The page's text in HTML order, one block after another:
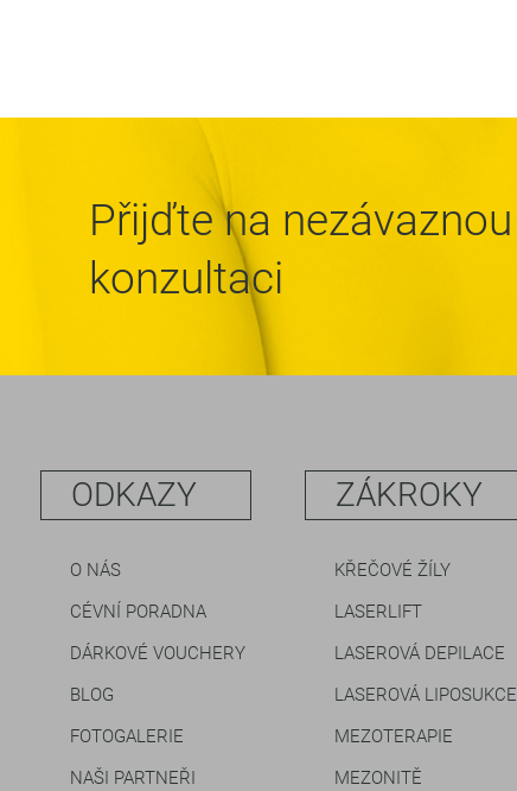
Přijďte na nezávaznou
konzultaci
ODKAZY
O NÁS
CÉVNÍ PORADNA
DÁRKOVÉ VOUCHERY
BLOG
FOTOGALERIE
NAŠI PARTNEŘI
ZÁKROKY
KŘEČOVÉ ŽÍLY
LASERLIFT
LASEROVÁ DEPILACE
LASEROVÁ LIPOSUKCE
MEZOTERAPIE
MEZONITĚ